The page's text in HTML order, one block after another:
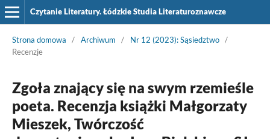
Czytanie Literatury. Łódzkie Studia Literaturoznawcze
Strona domowa / Archiwum / Nr 12 (2023): Sąsiedztwo /
Recenzje
Zgoła znający się na swym rzemieśle
poeta. Recenzja książki Małgorzaty
Mieszek, Twórczość